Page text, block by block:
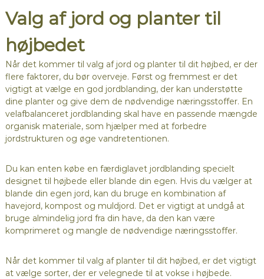
Valg af jord og planter til
højbedet
Når det kommer til valg af jord og planter til dit højbed, er der
flere faktorer, du bør overveje. Først og fremmest er det
vigtigt at vælge en god jordblanding, der kan understøtte
dine planter og give dem de nødvendige næringsstoffer. En
velafbalanceret jordblanding skal have en passende mængde
organisk materiale, som hjælper med at forbedre
jordstrukturen og øge vandretentionen.
Du kan enten købe en færdiglavet jordblanding specielt
designet til højbede eller blande din egen. Hvis du vælger at
blande din egen jord, kan du bruge en kombination af
havejord, kompost og muldjord. Det er vigtigt at undgå at
bruge almindelig jord fra din have, da den kan være
komprimeret og mangle de nødvendige næringsstoffer.
Når det kommer til valg af planter til dit højbed, er det vigtigt
at vælge sorter, der er velegnede til at vokse i højbede.